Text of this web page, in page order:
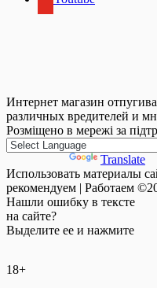
Интернет магазин
различных вредителей и
Розміщено в мережі за
Translate
Использовать материалы
рекомендуем | Работаем
Нашли ошибку в тексте
на сайте?
Выделите ее и нажмите
18+